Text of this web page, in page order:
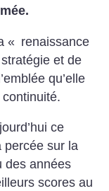
« renaissance
et de
qu’elle
continuité.
ce
percée sur la
des années
scores au